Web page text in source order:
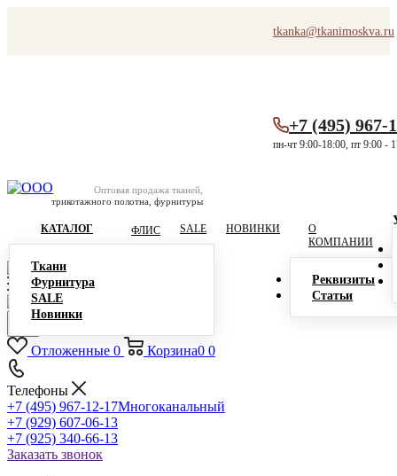
tkanka@tkanimoskva.ru
Оптовая продажа тканей,
трикотажного полотна, фурнитуры
+7 (495) 967-
пн-чт 9:00-18:00, пт 9:00 -
КАТАЛОГ
Ткани
Фурнитура
SALE
Новинки
ФЛИС SALE НОВИНКИ
О
КОМПАНИИ
Реквизиты
Статьи
Отложенные 0 Корзина0 0
Телефоны
+7 (495) 967-12-17Многоканальный
+7 (929) 607-06-13
+7 (925) 340-66-13
Заказать звонок